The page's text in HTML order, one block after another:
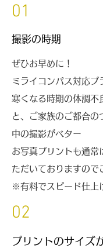
01
撮影の時期
ぜひお早めに！
ミライコンパス対応プ
寒くなる時期の体調不
と、ご家族のご都合の
中の撮影がベター
お写真プリントも通
ただいておりますので
※有料でスピード仕上
02
プリントのサイズ